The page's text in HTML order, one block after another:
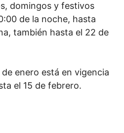
domingos y festivos
de la noche, hasta
también hasta el 22 de
enero está en vigencia
el 15 de febrero.